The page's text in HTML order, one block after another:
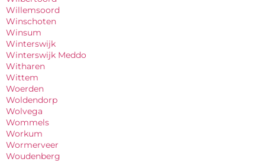
Willemsoord
Winschoten
Winsum
Winterswijk
Winterswijk Meddo
Witharen
Wittem
Woerden
Woldendorp
Wolvega
Wommels
Workum
Wormerveer
Woudenberg